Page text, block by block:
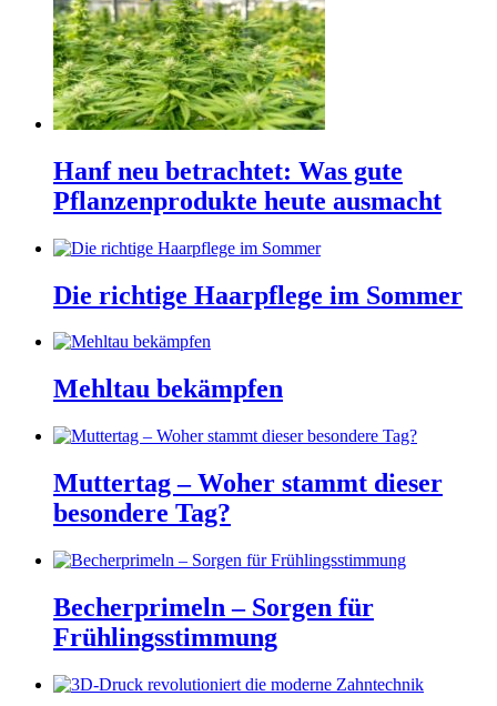
Hanf neu betrachtet: Was gute
Pflanzenprodukte heute ausmacht
Die richtige Haarpflege im Sommer
Mehltau bekämpfen
Muttertag – Woher stammt dieser
besondere Tag?
Becherprimeln – Sorgen für
Frühlingsstimmung